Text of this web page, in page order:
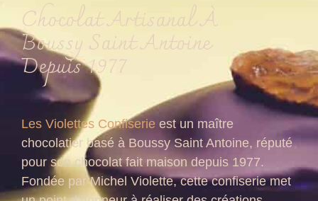
Chocolat Artisanal À
Boussy Saint Antoine
Depuis 1977
Les Violettes Confiserie est un maître
chocolatier basé à Boussy Saint Antoine, réputé
pour son chocolat fait maison depuis 1977.
Fondée par Michel Violette, cette confiserie met